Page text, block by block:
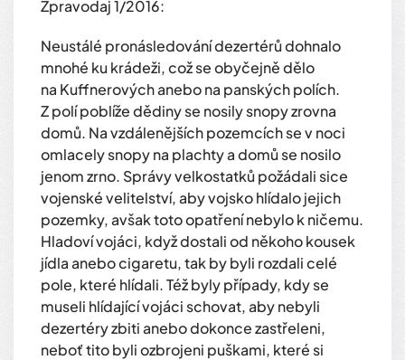
Zpravodaj 1/2016:
Neustálé pronásledování dezertérů dohnalo
mnohé ku krádeži, což se obyčejně dělo
na Kuffnerových anebo na panských polích.
Z polí poblíže dědiny se nosily snopy zrovna
domů. Na vzdálenějších pozemcích se v noci
omlacely snopy na plachty a domů se nosilo
jenom zrno. Správy velkostatků požádali sice
vojenské velitelství, aby vojsko hlídalo jejich
pozemky, avšak toto opatření nebylo k ničemu.
Hladoví vojáci, když dostali od někoho kousek
jídla anebo cigaretu, tak by byli rozdali celé
pole, které hlídali. Též byly případy, kdy se
museli hlídající vojáci schovat, aby nebyli
dezertéry zbiti anebo dokonce zastřeleni,
neboť tito byli ozbrojeni puškami, které si